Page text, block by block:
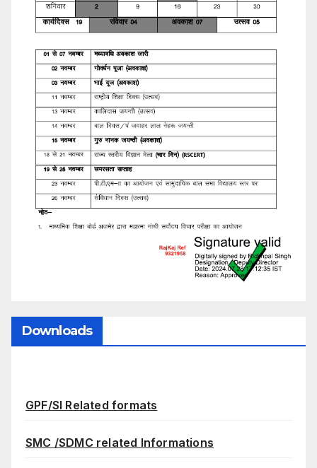
Downloads
GPF/SI Related formats
SMC /SDMC related Informations